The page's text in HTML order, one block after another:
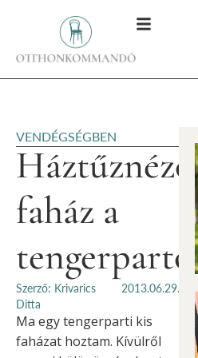
VENDÉGSÉGBEN
faház a
Szerző: Krivarics
Ditta
2013.06.29.
Ma egy tengerparti kis
faházat hoztam. Kívülről